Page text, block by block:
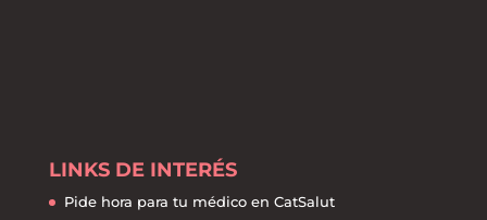
LINKS DE INTERÉS
Pide hora para tu médico en CatSalut